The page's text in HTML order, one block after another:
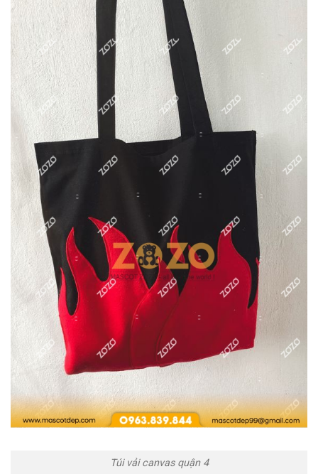
Túi vải canvas quận 4